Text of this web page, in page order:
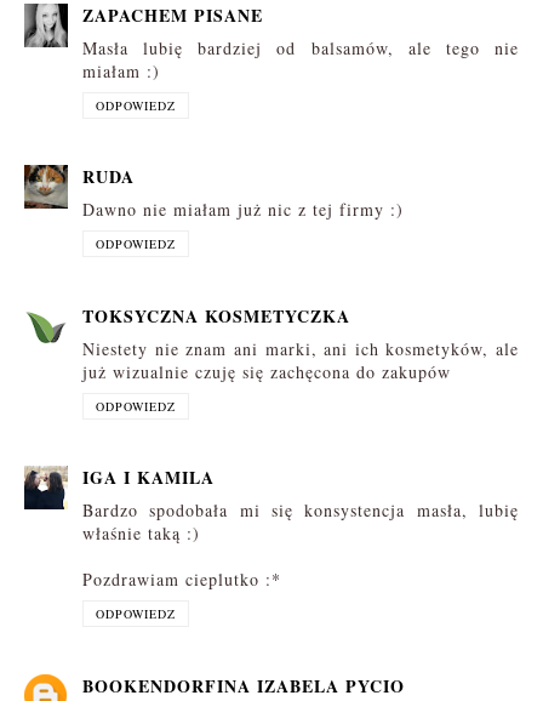
ZAPACHEM PISANE
Masła lubię bardziej od balsamów, ale tego nie
miałam :)
ODPOWIEDZ
RUDA
Dawno nie miałam już nic z tej firmy :)
ODPOWIEDZ
TOKSYCZNA KOSMETYCZKA
Niestety nie znam ani marki, ani ich kosmetyków, ale
już wizualnie czuję się zachęcona do zakupów
ODPOWIEDZ
IGA I KAMILA
Bardzo spodobała mi się konsystencja masła, lubię
właśnie taką :)
Pozdrawiam cieplutko :*
ODPOWIEDZ
BOOKENDORFINA IZABELA PYCIO